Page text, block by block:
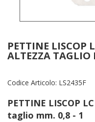
PETTINE LISCOP
ALTEZZA TAGLIO
Codice Articolo: LS2435F
PETTINE LISCOP
taglio mm. 0,8 - 1